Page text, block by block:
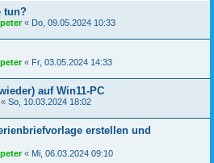
tun?
« Do, 09.05.2024 10:33
« Fr, 03.05.2024 14:33
auf Win11-PC
« So, 10.03.2024 18:02
erstellen und
« Mi, 06.03.2024 09:10